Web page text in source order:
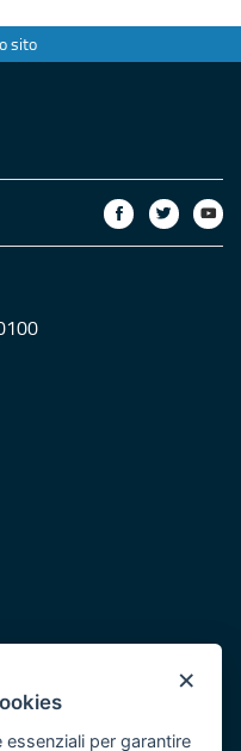
sito
×
per garantire